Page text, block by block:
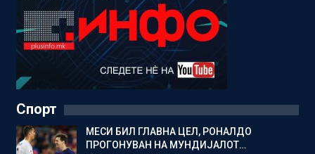
Спорт
МЕСИ БИЛ ГЛАВНА ЦЕЛ, РОНАЛДО
ПРОГОНУВАН НА МУНДИЈАЛОТ…